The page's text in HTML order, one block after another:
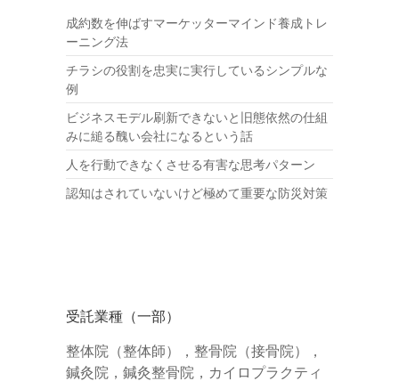
成約数を伸ばすマーケッターマインド養成トレ
ーニング法
チラシの役割を忠実に実行しているシンプルな
例
ビジネスモデル刷新できないと旧態依然の仕組
みに縋る醜い会社になるという話
人を行動できなくさせる有害な思考パターン
認知はされていないけど極めて重要な防災対策
受託業種（一部）
整体院（整体師），整骨院（接骨院），
鍼灸院，鍼灸整骨院，カイロプラクティ